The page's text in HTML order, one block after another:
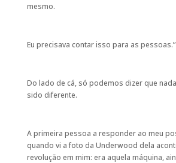
mesmo.
Eu precisava contar isso para as pessoas.”
Do lado de cá, só podemos dizer que
sido diferente.
A primeira pessoa a responder ao meu
quando vi a foto da Underwood dela
revolução em mim: era aquela máquina,